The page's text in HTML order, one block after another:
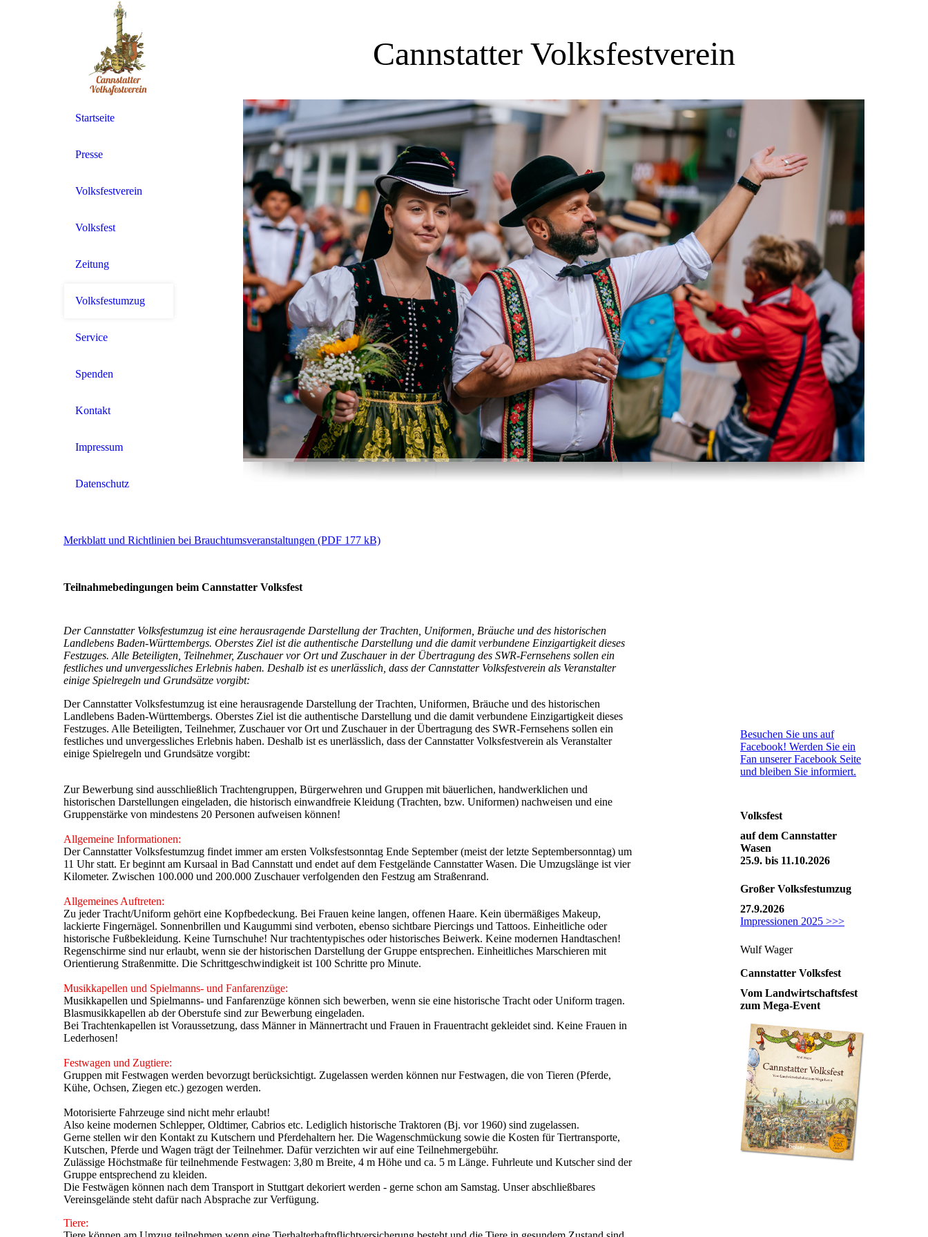
Cannstatter Volksfestverein
Startseite
Presse
Volksfestverein
Volksfest
Zeitung
Volksfestumzug
Service
Spenden
Kontakt
Impressum
Datenschutz
Merkblatt und Richtlinien bei Brauchtumsveranstaltungen (PDF 177 kB)
Teilnahmebedingungen beim Cannstatter Volksfest
Der Cannstatter Volksfestumzug ist eine herausragende Darstellung der Trachten, Uniformen, Bräuche und des historischen
Landlebens Baden-Württembergs. Oberstes Ziel ist die authentische Darstellung und die damit verbundene Einzigartigkeit dieses
Festzuges. Alle Beteiligten, Teilnehmer, Zuschauer vor Ort und Zuschauer in der Übertragung des SWR-Fernsehens sollen ein
festliches und unvergessliches Erlebnis haben. Deshalb ist es unerlässlich, dass der Cannstatter Volksfestverein als Veranstalter
einige Spielregeln und Grundsätze vorgibt:
Der Cannstatter Volksfestumzug ist eine herausragende Darstellung der Trachten, Uniformen, Bräuche und des historischen
Landlebens Baden-Württembergs. Oberstes Ziel ist die authentische Darstellung und die damit verbundene Einzigartigkeit dieses
Festzuges. Alle Beteiligten, Teilnehmer, Zuschauer vor Ort und Zuschauer in der Übertragung des SWR-Fernsehens sollen ein
festliches und unvergessliches Erlebnis haben. Deshalb ist es unerlässlich, dass der Cannstatter Volksfestverein als Veranstalter
einige Spielregeln und Grundsätze vorgibt:
Zur Bewerbung sind ausschließlich Trachtengruppen, Bürgerwehren und Gruppen mit bäuerlichen, handwerklichen und
historischen Darstellungen eingeladen, die historisch einwandfreie Kleidung (Trachten, bzw. Uniformen) nachweisen und eine
Gruppenstärke von mindestens 20 Personen aufweisen können!
Allgemeine Informationen:
Der Cannstatter Volksfestumzug findet immer am ersten Volksfestsonntag Ende September (meist der letzte Septembersonntag) um
11 Uhr statt. Er beginnt am Kursaal in Bad Cannstatt und endet auf dem Festgelände Cannstatter Wasen. Die Umzugslänge ist vier
Kilometer. Zwischen 100.000 und 200.000 Zuschauer verfolgenden den Festzug am Straßenrand.
Allgemeines Auftreten:
Zu jeder Tracht/Uniform gehört eine Kopfbedeckung. Bei Frauen keine langen, offenen Haare. Kein übermäßiges Makeup,
lackierte Fingernägel. Sonnenbrillen und Kaugummi sind verboten, ebenso sichtbare Piercings und Tattoos. Einheitliche oder
historische Fußbekleidung. Keine Turnschuhe! Nur trachtentypisches oder historisches Beiwerk. Keine modernen Handtaschen!
Regenschirme sind nur erlaubt, wenn sie der historischen Darstellung der Gruppe entsprechen. Einheitliches Marschieren mit
Orientierung Straßenmitte. Die Schrittgeschwindigkeit ist 100 Schritte pro Minute.
Musikkapellen und Spielmanns- und Fanfarenzüge:
Musikkapellen und Spielmanns- und Fanfarenzüge können sich bewerben, wenn sie eine historische Tracht oder Uniform tragen.
Blasmusikkapellen ab der Oberstufe sind zur Bewerbung eingeladen.
Bei Trachtenkapellen ist Voraussetzung, dass Männer in Männertracht und Frauen in Frauentracht gekleidet sind. Keine Frauen in
Lederhosen!
Festwagen und Zugtiere:
Gruppen mit Festwagen werden bevorzugt berücksichtigt. Zugelassen werden können nur Festwagen, die von Tieren (Pferde,
Kühe, Ochsen, Ziegen etc.) gezogen werden.
Motorisierte Fahrzeuge sind nicht mehr erlaubt!
Also keine modernen Schlepper, Oldtimer, Cabrios etc. Lediglich historische Traktoren (Bj. vor 1960) sind zugelassen.
Gerne stellen wir den Kontakt zu Kutschern und Pferdehaltern her. Die Wagenschmückung sowie die Kosten für Tiertransporte,
Kutschen, Pferde und Wagen trägt der Teilnehmer. Dafür verzichten wir auf eine Teilnehmergebühr.
Zulässige Höchstmaße für teilnehmende Festwagen: 3,80 m Breite, 4 m Höhe und ca. 5 m Länge. Fuhrleute und Kutscher sind der
Gruppe entsprechend zu kleiden.
Die Festwägen können nach dem Transport in Stuttgart dekoriert werden - gerne schon am Samstag. Unser abschließbares
Vereinsgelände steht dafür nach Absprache zur Verfügung.
Tiere:
Besuchen Sie uns auf
Facebook! Werden Sie ein
Fan unserer Facebook Seite
und bleiben Sie informiert.
Volksfest
auf dem Cannstatter
Wasen
25.9. bis 11.10.2026
Großer Volksfestumzug
27.9.2026
Impressionen 2025 >>>
Wulf Wager
Cannstatter Volksfest
Vom Landwirtschaftsfest
zum Mega-Event